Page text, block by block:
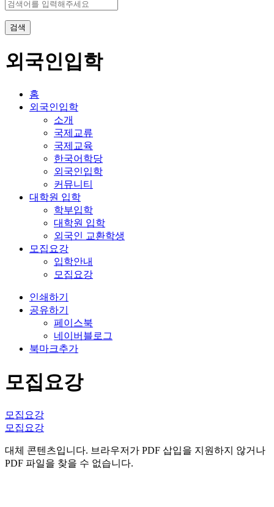
검색
외국인입학
홈
외국인입학
소개
국제교류
국제교육
한국어학당
외국인입학
커뮤니티
대학원 입학
학부입학
대학원 입학
외국인 교환학생
모집요강
입학안내
모집요강
인쇄하기
공유하기
페이스북
네이버블로그
북마크추가
모집요강
모집요강
모집요강
대체 콘텐츠입니다. 브라우저가 PDF 삽입을 지원하지 않거나
PDF 파일을 찾을 수 없습니다.